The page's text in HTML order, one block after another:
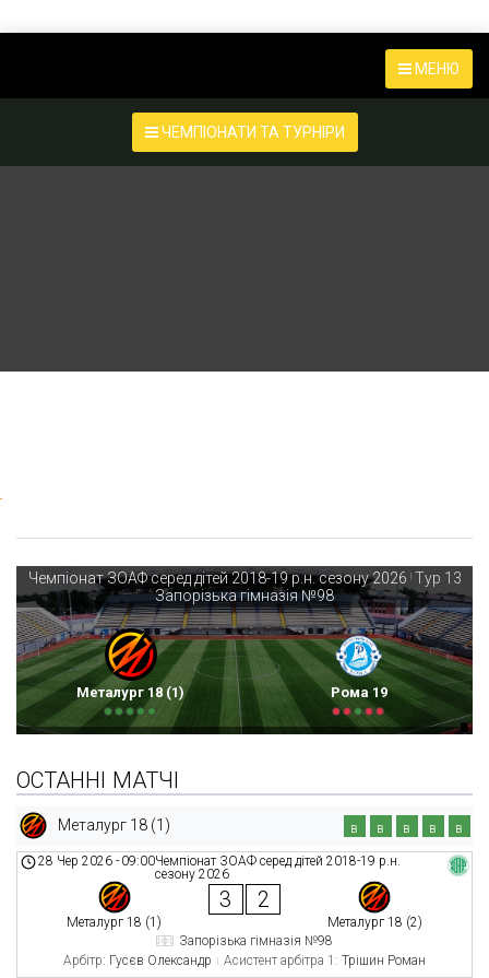
МЕНЮ
ЧЕМПІОНАТИ ТА ТУРНІРИ
Чемпіонат ЗОАФ серед дітей 2018-19 р.н. сезону 2026 | Тур 13
Запорізька гімназія №98
Металург 18 (1) Рома 19
ОСТАННІ МАТЧІ
Металург 18 (1) в в в в в
Чемпіонат ЗОАФ серед дітей 2018-19 р.н.
сезону 2026
28 Чер 2026 - 09:00
Металург 18 (1)
3 2
Металург 18 (2)
Запорізька гімназія №98
Арбітр: Гусєв Олександр Асистент арбітра 1: Трішин Роман